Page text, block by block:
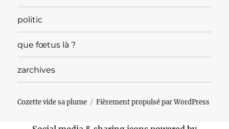
politic
que fœtus là ?
zarchives
Cozette vide sa plume Fièrement propulsé par WordPress